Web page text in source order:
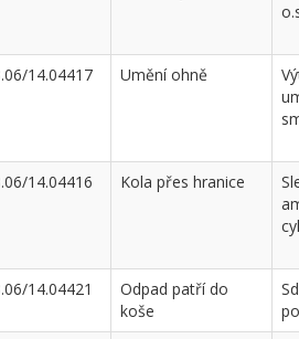
14.04417 Umění ohně
14.04416 Kola přes hranice
14.04421
Odpad patří do
koše